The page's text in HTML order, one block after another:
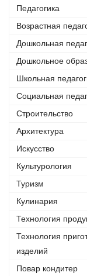
Педагогика
Возрастная
Дошкольная
Дошкольное
Школьная
Социальная
Строительство
Архитектура
Искусство
Культурология
Туризм
Кулинария
Технология
Технология
изделий
Повар кондитер